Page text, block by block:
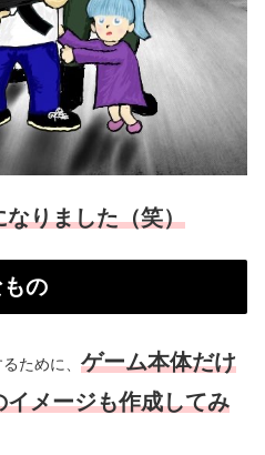
りました（笑）
の
ために、 ゲーム本体だけ
メージも作成してみ